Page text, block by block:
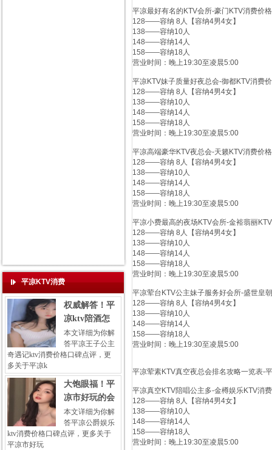
平凉最好有名的KTV会所-豪门KTV消费价
128——容纳 8人【容纳4男4女】
138——容纳10人
148——容纳14人
158——容纳18人
营业时间：晚上19:30至凌晨5:00
平凉KTV妹子质量好夜总会-御都KTV消费
128——容纳 8人【容纳4男4女】
138——容纳10人
148——容纳14人
158——容纳18人
营业时间：晚上19:30至凌晨5:00
平凉高端豪华KTV夜总会-天籁KTV消费价
128——容纳 8人【容纳4男4女】
138——容纳10人
148——容纳14人
158——容纳18人
营业时间：晚上19:30至凌晨5:00
平凉小费最高的夜场KTV会所-金裕翡丽
128——容纳 8人【容纳4男4女】
138——容纳10人
148——容纳14人
158——容纳18人
营业时间：晚上19:30至凌晨5:00
平凉荤台KTV公主妹子服务好会所-盛世皇
128——容纳 8人【容纳4男4女】
138——容纳10人
148——容纳14人
158——容纳18人
营业时间：晚上19:30至凌晨5:00
平凉荤素KTV真空夜总会排名攻略一览表-
平凉真空KTV陪唱公主多-金樽娱乐KTV消
128——容纳 8人【容纳4男4女】
138——容纳10人
148——容纳14人
158——容纳18人
营业时间：晚上19:30至凌晨5:00
平凉KTV消费
权威解答！平
凉ktv陪酒怎
本文详细为你解
答平凉王子公主
奇遇记ktv消费价格口碑点评，更
多关于平凉k
大饱眼福！平
凉市好玩的会
本文详细为你解
答平凉公爵娱乐
ktv消费价格口碑点评，更多关于
平凉市好玩